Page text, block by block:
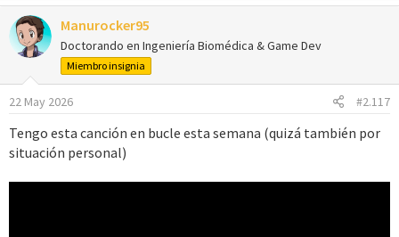
Manurocker95
Doctorando en Ingeniería Biomédica & Game Dev
Miembro insignia
22 May 2026 #2.117
Tengo esta canción en bucle esta semana (quizá también por
situación personal)